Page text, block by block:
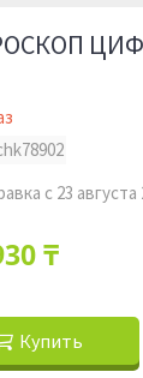
с 23 августа
₸
Купить